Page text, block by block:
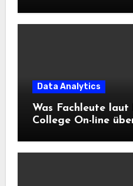
Data Analytics
Was Fachleute
College On-line